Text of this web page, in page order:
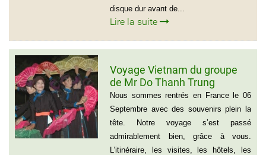
disque dur avant de...
Lire la suite
Voyage Vietnam du groupe
de Mr Do Thanh Trung
Nous sommes rentrés en France le 06
Septembre avec des souvenirs plein la
tête. Notre voyage s’est passé
admirablement bien, grâce à vous.
L’itinéraire, les visites, les hôtels, les